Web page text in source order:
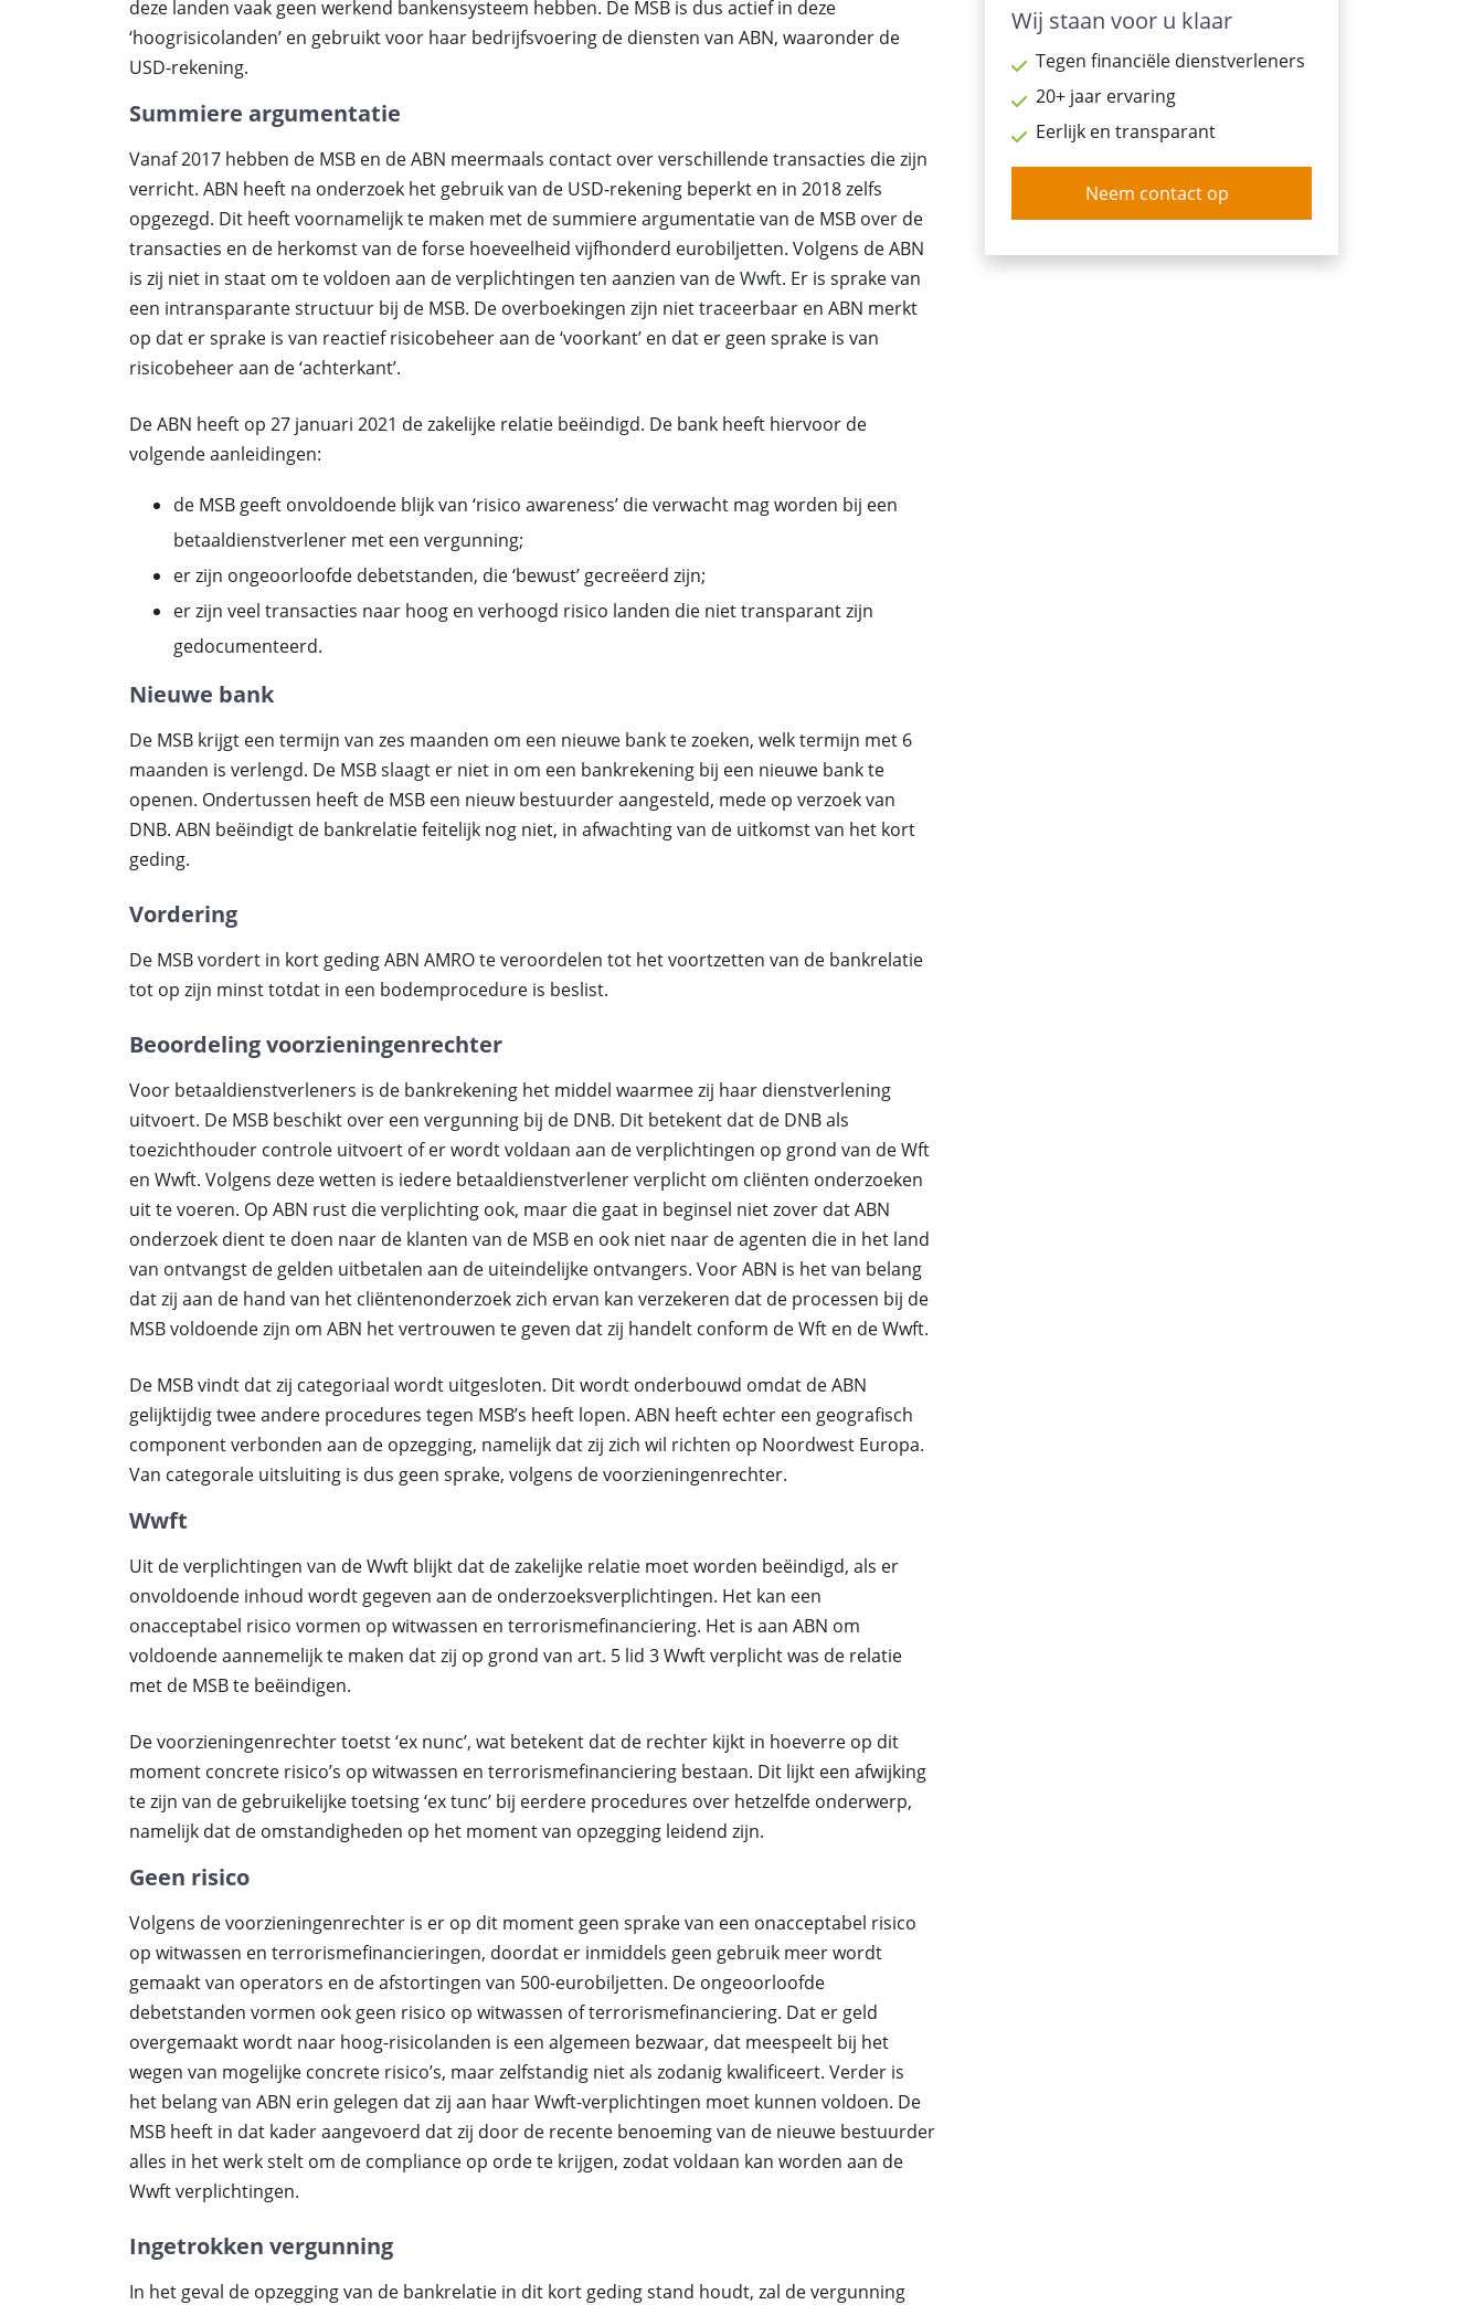
deze landen vaak geen werkend bankensysteem hebben. De MSB is dus actief in deze
‘hoogrisicolanden’ en gebruikt voor haar bedrijfsvoering de diensten van ABN, waaronder de
USD-rekening.
Summiere argumentatie
Vanaf 2017 hebben de MSB en de ABN meermaals contact over verschillende transacties die zijn
verricht. ABN heeft na onderzoek het gebruik van de USD-rekening beperkt en in 2018 zelfs
opgezegd. Dit heeft voornamelijk te maken met de summiere argumentatie van de MSB over de
transacties en de herkomst van de forse hoeveelheid vijfhonderd eurobiljetten. Volgens de ABN
is zij niet in staat om te voldoen aan de verplichtingen ten aanzien van deWwft. Er is sprake van
een intransparante structuur bij de MSB. De overboekingen zijn niet traceerbaar en ABN merkt
op dat er sprake is van reactief risicobeheer aan de ‘voorkant’ en dat er geen sprake is van
risicobeheer aan de ‘achterkant’.
De ABN heeft op 27 januari 2021 de zakelijke relatie beëindigd. De bank heeft hiervoor de
volgende aanleidingen:
de MSB geeft onvoldoende blijk van ‘risico awareness’ die verwacht mag worden bij een
betaaldienstverlener met een vergunning;
er zijn ongeoorloofde debetstanden, die ‘bewust’ gecreëerd zijn;
er zijn veel transacties naar hoog en verhoogd risico landen die niet transparant zijn
gedocumenteerd.
Nieuwe bank
De MSB krijgt een termijn van zes maanden om een nieuwe bank te zoeken, welk termijn met 6
maanden is verlengd. De MSB slaagt er niet in om een bankrekening bij een nieuwe bank te
openen. Ondertussen heeft de MSB een nieuw bestuurder aangesteld, mede op verzoek van
DNB. ABN beëindigt de bankrelatie feitelijk nog niet, in afwachting van de uitkomst van het kort
geding.
Vordering
De MSB vordert in kort geding ABN AMRO te veroordelen tot het voortzetten van de bankrelatie
tot op zijn minst totdat in een bodemprocedure is beslist.
Beoordeling voorzieningenrechter
Voor betaaldienstverleners is de bankrekening het middel waarmee zij haar dienstverlening
uitvoert. De MSB beschikt over een vergunning bij de DNB. Dit betekent dat de DNB als
toezichthouder controle uitvoert of er wordt voldaan aan de verplichtingen op grond van de Wft
en Wwft. Volgens deze wetten is iedere betaaldienstverlener verplicht om cliënten onderzoeken
uit te voeren. Op ABN rust die verplichting ook, maar die gaat in beginsel niet zover dat ABN
onderzoek dient te doen naar de klanten van de MSB en ook niet naar de agenten die in het land
van ontvangst de gelden uitbetalen aan de uiteindelijke ontvangers. Voor ABN is het van belang
dat zij aan de hand van het cliëntenonderzoek zich ervan kan verzekeren dat de processen bij de
MSB voldoende zijn om ABN het vertrouwen te geven dat zij handelt conform de Wft en de Wwft.
De MSB vindt dat zij categoriaal wordt uitgesloten. Dit wordt onderbouwd omdat de ABN
gelijktijdig twee andere procedures tegen MSB’s heeft lopen. ABN heeft echter een geografisch
component verbonden aan de opzegging, namelijk dat zij zich wil richten op Noordwest Europa.
Van categorale uitsluiting is dus geen sprake, volgens de voorzieningenrechter.
Wwft
Uit de verplichtingen van de Wwft blijkt dat de zakelijke relatie moet worden beëindigd, als er
onvoldoende inhoud wordt gegeven aan de onderzoeksverplichtingen. Het kan een
onacceptabel risico vormen op witwassen en terrorismefinanciering. Het is aan ABN om
voldoende aannemelijk te maken dat zij op grond van art. 5 lid 3 Wwft verplicht was de relatie
met de MSB te beëindigen.
De voorzieningenrechter toetst ‘ex nunc’, wat betekent dat de rechter kijkt in hoeverre op dit
moment concrete risico’s op witwassen en terrorismefinanciering bestaan. Dit lijkt een afwijking
te zijn van de gebruikelijke toetsing ‘ex tunc’ bij eerdere procedures over hetzelfde onderwerp,
namelijk dat de omstandigheden op het moment van opzegging leidend zijn.
Geen risico
Volgens de voorzieningenrechter is er op dit moment geen sprake van een onacceptabel risico
op witwassen en terrorismefinancieringen, doordat er inmiddels geen gebruik meer wordt
gemaakt van operators en de afstortingen van 500-eurobiljetten. De ongeoorloofde
debetstanden vormen ook geen risico op witwassen of terrorismefinanciering. Dat er geld
overgemaakt wordt naar hoog-risicolanden is een algemeen bezwaar, dat meespeelt bij het
wegen van mogelijke concrete risico’s, maar zelfstandig niet als zodanig kwalificeert. Verder is
het belang van ABN erin gelegen dat zij aan haar Wwft-verplichtingen moet kunnen voldoen. De
MSB heeft in dat kader aangevoerd dat zij door de recente benoeming van de nieuwe bestuurder
alles in het werk stelt om de compliance op orde te krijgen, zodat voldaan kan worden aan de
Wwft verplichtingen.
Ingetrokken vergunning
In het geval de opzegging van de bankrelatie in dit kort geding stand houdt, zal de vergunning
Wij staan voor u klaar
Tegen financiële dienstverleners
20+ jaar ervaring
Eerlijk en transparant
Neem contact op